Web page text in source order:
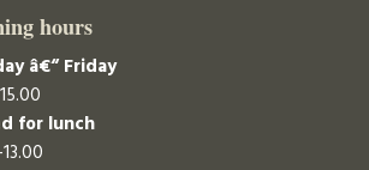
hours
â€“ Friday
for lunch